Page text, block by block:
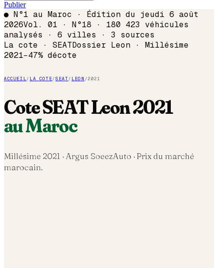
Publier
● N°1 au Maroc · Édition du jeudi 6 août
2026Vol. 01 · N°18 · 180 423 véhicules
analysés · 6 villes · 3 sources
La cote · SEATDossier Leon · Millésime
2021−47% décote
ACCUEIL/ LA COTE/SEAT/ LEON /2021
CoteSEATLeon2021
au Maroc
Millésime 2021 · Argus SoeezAuto · Prix du marché
marocain.